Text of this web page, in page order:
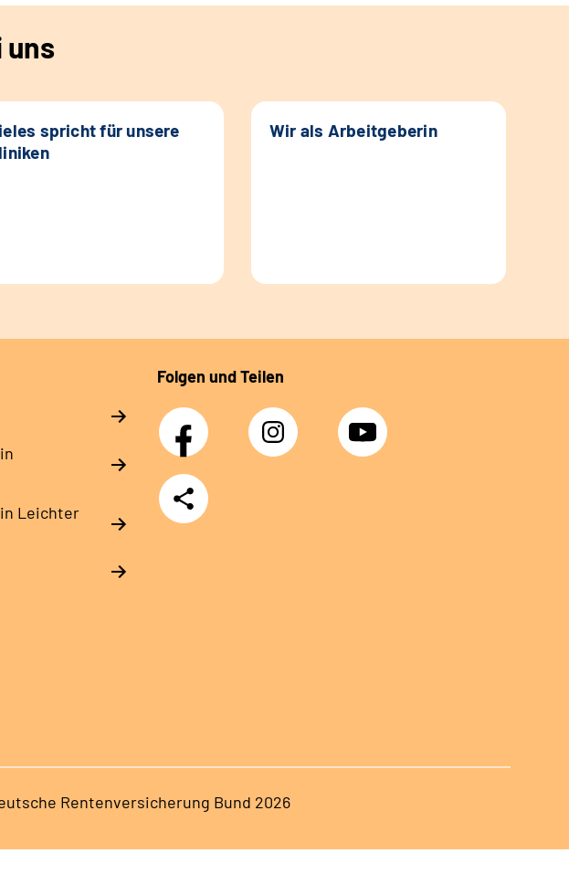
uns
spricht für unsere
Wir als Arbeitgeberin
Leichter
Folgen und Teilen
Facebook Instagram YouTube
Teilen
Rentenversicherung Bund 2026